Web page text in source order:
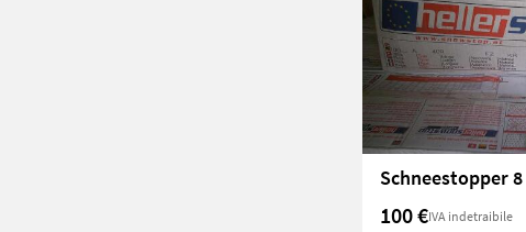
100 €IVA indetraibile